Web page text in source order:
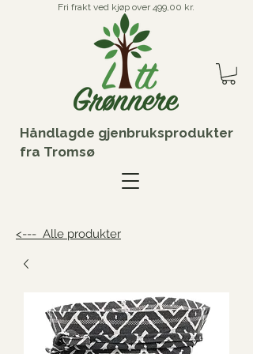
Fri frakt ved kjøp over 499,00 kr.
Håndlagde gjenbruksprodukter
fra Tromsø
<--- Alle produkter